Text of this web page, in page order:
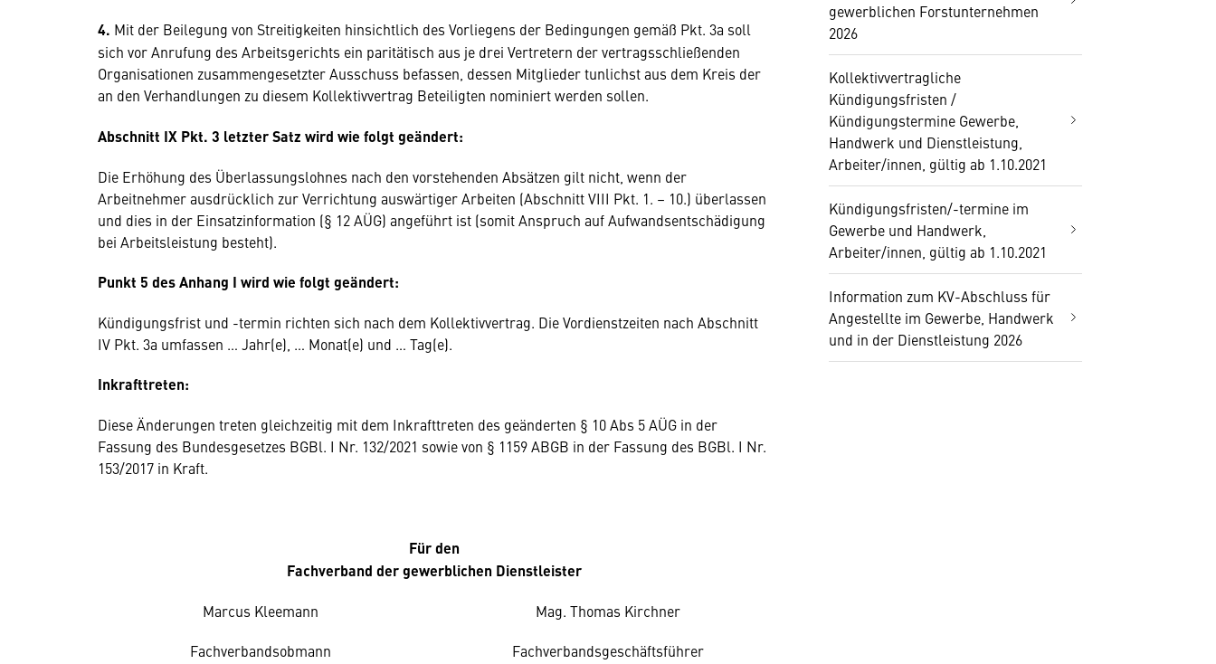
4. Mit der Beilegung von Streitigkeiten hinsichtlich des Vorliegens der Bedingungen gemäß Pkt. 3a soll
sich vor Anrufung des Arbeitsgerichts ein paritätisch aus je drei Vertretern der vertragsschließenden
Organisationen zusammengesetzter Ausschuss befassen, dessen Mitglieder tunlichst aus dem Kreis der
an den Verhandlungen zu diesem Kollektivvertrag Beteiligten nominiert werden sollen.
Abschnitt IX Pkt. 3 letzter Satz wird wie folgt geändert:
Die Erhöhung des Überlassungslohnes nach den vorstehenden Absätzen gilt nicht, wenn der
Arbeitnehmer ausdrücklich zur Verrichtung auswärtiger Arbeiten (Abschnitt VIII Pkt. 1. – 10.) überlassen
und dies in der Einsatzinformation (§ 12 AÜG) angeführt ist (somit Anspruch auf Aufwandsentschädigung
bei Arbeitsleistung besteht).
Punkt 5 des Anhang I wird wie folgt geändert:
Kündigungsfrist und -termin richten sich nach dem Kollektivvertrag. Die Vordienstzeiten nach Abschnitt
IV Pkt. 3a umfassen … Jahr(e), … Monat(e) und … Tag(e).
Inkrafttreten:
Diese Änderungen treten gleichzeitig mit dem Inkrafttreten des geänderten § 10 Abs 5 AÜG in der
Fassung des Bundesgesetzes BGBl. I Nr. 132/2021 sowie von § 1159 ABGB in der Fassung des BGBl. I Nr.
153/2017 in Kraft.
Für den
Fachverband der gewerblichen Dienstleister
Marcus Kleemann
Fachverbandsobmann
Mag. Thomas Kirchner
Fachverbandsgeschäftsführer
gewerblichen Forstunternehmen
2026
Kollektivvertragliche
Kündigungsfristen /
Kündigungstermine Gewerbe,
Handwerk und Dienstleistung,
Arbeiter/innen, gültig ab 1.10.2021
Kündigungsfristen/-termine im
Gewerbe und Handwerk,
Arbeiter/innen, gültig ab 1.10.2021
Information zum KV-Abschluss für
Angestellte im Gewerbe, Handwerk
und in der Dienstleistung 2026